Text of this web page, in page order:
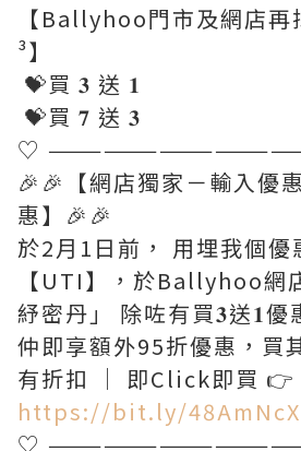
【Ballyhoo門市及網店再
³】
💝買 𝟑 送 𝟏
💝買 𝟕 送 𝟑
♡
🎉🎉【網店獨家－輸入優
惠】🎉🎉
於2月1日前， 用埋我個優
【UTI】，於Ballyhoo
紓密丹」 除咗有買𝟑送𝟏優
仲即享額外95折優惠，買
有折扣 ｜ 即Click即買 👉
https://bit.ly/48AmNcX
♡